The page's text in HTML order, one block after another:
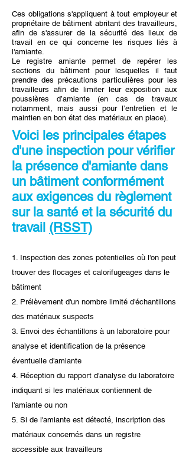
Ces obligations s'appliquent à tout employeur et
propriétaire de bâtiment abritant des travailleurs,
afin de s'assurer de la sécurité des lieux de
travail en ce qui concerne les risques liés à
l'amiante.
Le registre amiante permet de repérer les
sections du bâtiment pour lesquelles il faut
prendre des précautions particulières pour les
travailleurs afin de limiter leur exposition aux
poussières d’amiante (en cas de travaux
notamment, mais aussi pour l’entretien et le
maintien en bon état des matériaux en place).
Voici les principales étapes
d'une inspection pour vérifier
la présence d'amiante dans
un bâtiment conformément
aux exigences du règlement
sur la santé et la sécurité du
travail (RSST)
1. Inspection des zones potentielles où l'on peut
trouver des flocages et calorifugeages dans le
bâtiment
2. Prélèvement d'un nombre limité d'échantillons
des matériaux suspects
3. Envoi des échantillons à un laboratoire pour
analyse et identification de la présence
éventuelle d'amiante
4. Réception du rapport d'analyse du laboratoire
indiquant si les matériaux contiennent de
l'amiante ou non
5. Si de l'amiante est détecté, inscription des
matériaux concernés dans un registre
accessible aux travailleurs